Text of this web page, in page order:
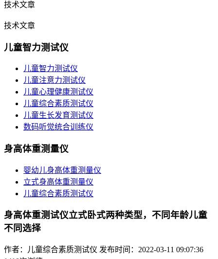
技术文章
技术文章
儿童智力测试仪
儿童智力测试仪
儿童注意力测试仪
儿童心理健康测试仪
儿童综合素质测试仪
儿童生长发育测试仪
数码听觉统合训练仪
身高体重测量仪
婴幼儿身高体重测量仪
立式身高体重测量仪
儿童综合素质测试仪
身高体重测试仪立式卧式两种类型，不同年龄儿童
不同选择
作者：儿童综合素质测试仪 发布时间：2022-03-11 09:07:36